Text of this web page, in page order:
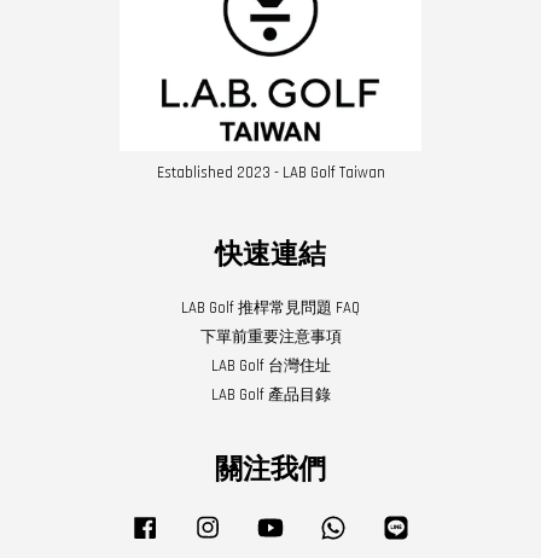
Established 2023 - LAB Golf Taiwan
快速連結
LAB Golf 推桿常見問題 FAQ
下單前重要注意事項
LAB Golf 台灣住址
LAB Golf 產品目錄
關注我們
Facebook Instagram YouTube Whatsapp